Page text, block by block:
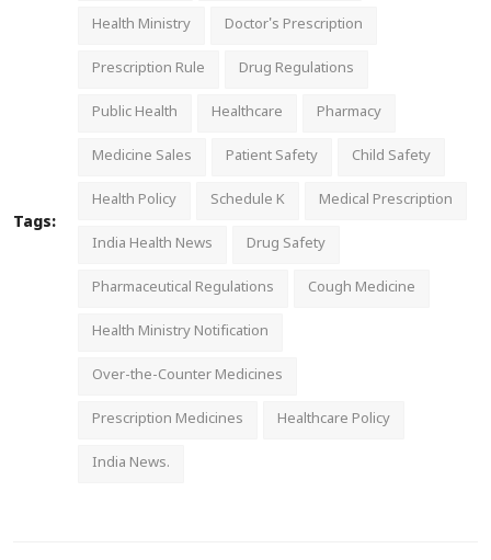
Tags:
Health Ministry Doctor's Prescription
Prescription Rule Drug Regulations
Public Health Healthcare Pharmacy
Medicine Sales Patient Safety Child Safety
Health Policy Schedule K Medical Prescription
India Health News Drug Safety
Pharmaceutical Regulations Cough Medicine
Health Ministry Notification
Over-the-Counter Medicines
Prescription Medicines Healthcare Policy
India News.